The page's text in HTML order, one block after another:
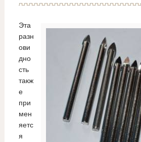
Эта
разн
ови
дно
сть
такж
е
при
мен
яетс
я